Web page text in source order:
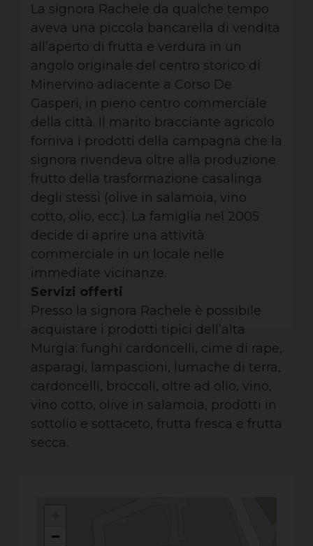
La signora Rachele da qualche tempo
aveva una piccola bancarella di vendita
all’aperto di frutta e verdura in un
angolo originale del centro storico di
Minervino adiacente a Corso De
Gasperi, in pieno centro commerciale
della città. Il marito bracciante agricolo
forniva i prodotti della campagna che la
signora rivendeva oltre alla produzione
frutto della trasformazione casalinga
degli stessi (olive in salamoia, vino
cotto, olio, ecc.). La famiglia nel 2005
decide di aprire una attività
commerciale in un locale nelle
immediate vicinanze.
Servizi offerti
Presso la signora Rachele è possibile
acquistare i prodotti tipici dell’alta
Murgia: funghi cardoncelli, cime di rape,
asparagi, lampascioni, lumache di terra,
cardoncelli, broccoli, oltre ad olio, vino,
vino cotto, olive in salamoia, prodotti in
sottolio e sottaceto, frutta fresca e frutta
secca.
−